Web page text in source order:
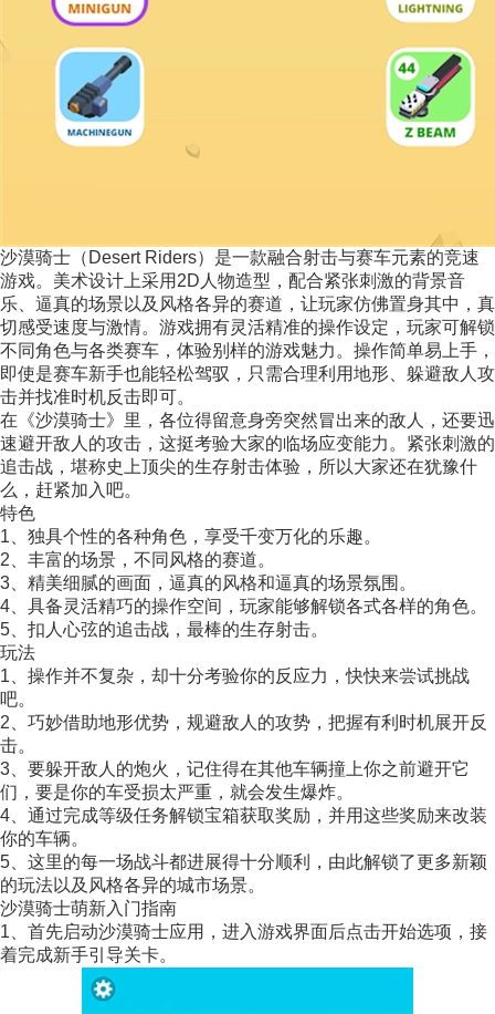
沙漠骑士（Desert Riders）是一款融合射击与赛车元素的竞速
游戏。美术设计上采用2D人物造型，配合紧张刺激的背景音
乐、逼真的场景以及风格各异的赛道，让玩家仿佛置身其中，真
切感受速度与激情。游戏拥有灵活精准的操作设定，玩家可解锁
不同角色与各类赛车，体验别样的游戏魅力。操作简单易上手，
即使是赛车新手也能轻松驾驭，只需合理利用地形、躲避敌人攻
击并找准时机反击即可。
在《沙漠骑士》里，各位得留意身旁突然冒出来的敌人，还要迅
速避开敌人的攻击，这挺考验大家的临场应变能力。紧张刺激的
追击战，堪称史上顶尖的生存射击体验，所以大家还在犹豫什
么，赶紧加入吧。
特色
1、独具个性的各种角色，享受千变万化的乐趣。
2、丰富的场景，不同风格的赛道。
3、精美细腻的画面，逼真的风格和逼真的场景氛围。
4、具备灵活精巧的操作空间，玩家能够解锁各式各样的角色。
5、扣人心弦的追击战，最棒的生存射击。
玩法
1、操作并不复杂，却十分考验你的反应力，快快来尝试挑战
吧。
2、巧妙借助地形优势，规避敌人的攻势，把握有利时机展开反
击。
3、要躲开敌人的炮火，记住得在其他车辆撞上你之前避开它
们，要是你的车受损太严重，就会发生爆炸。
4、通过完成等级任务解锁宝箱获取奖励，并用这些奖励来改装
你的车辆。
5、这里的每一场战斗都进展得十分顺利，由此解锁了更多新颖
的玩法以及风格各异的城市场景。
沙漠骑士萌新入门指南
1、首先启动沙漠骑士应用，进入游戏界面后点击开始选项，接
着完成新手引导关卡。